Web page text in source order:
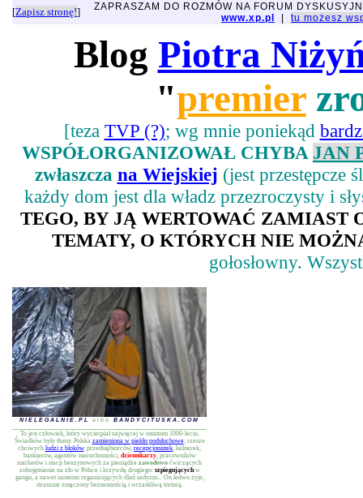
[Zapisz stronę!]
ZAPRASZAM DO ROZMÓW NA FORUM
www.xp.pl
tu możesz
Blog Piotra
"premier
[teza TVP (?); wg mnie poniekąd
WSPÓŁORGANIZOWAŁ CHYBA JAN
zwłaszcza na Wiejskiej (jest przestępcze
każdy dom jest dla władz przezroczysty i
TEGO, BY JĄ WERTOWAĆ
TEMATY, O KTÓRYCH NIE
gołosłowny.
NIELEGALNIE.PL albo BANDYCITUSKA.COM
To jest człowiek, który wycierpiał najwięcej w ostatnim 1000-leciu.
Świadków były tłumy. Polska zamieniona w piekło podsłuchowe; rzesze
chciwych ludzi z bloków, przedsiębiorców, recepcjonistek, kelnerek,
bankierów, agentów nieruchomości, dziennikarzy, pracowników
marketów i stacji benzynowych za pieniądze zawodowo ćwiczących
zobojętnienie na zło w Polsce i krzywdę drugiego: szpiegującychw
gangu, a nawet samemu organizujących dlań sadyzm... On ledwo żyje,
strasznie zmęczony bezsennością i wrzaskliwą torturą.